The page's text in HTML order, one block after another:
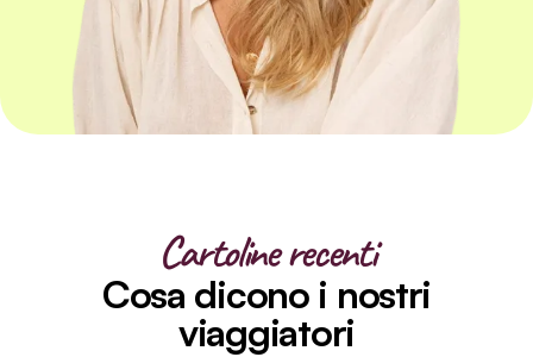
Cartoline recenti
Cosa dicono i nostri
viaggiatori